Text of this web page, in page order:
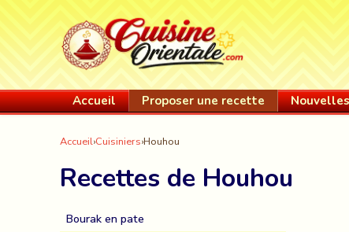
Accueil Proposer une recette
Accueil›Cuisiniers›Houhou
Recettes de Houhou
Bourak en pate